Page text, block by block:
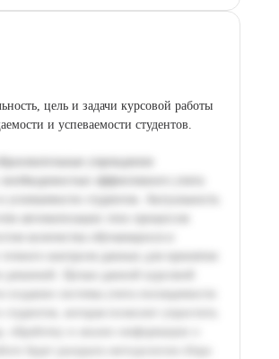
цель и задачи курсовой работы
и успеваемости студентов.